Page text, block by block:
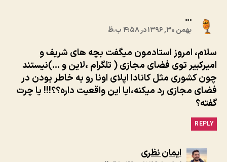
...
بهمن ۳۰, ۱۳۹۶ در ۴:۵۸ ب.ظ
سلام، امروز استادمون میگفت بچه های شریف و
امیرکبیر توی فضای مجازی ( تلگرام ،لاین و …)نیستند
چون کشوری مثل کانادا اپلای اونا رو به خاطر بودن در
فضای مجازی رد میکنه،ایا این واقعیت داره؟؟!!! یا چرت
گفته؟
REPLY
ایمان نظری